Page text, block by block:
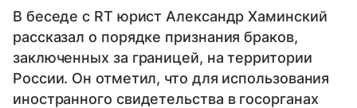
В беседе с RT юрист Александр Хаминский
рассказал о порядке признания браков,
заключенных за границей, на территории
России. Он отметил, что для использования
иностранного свидетельства в госорганах